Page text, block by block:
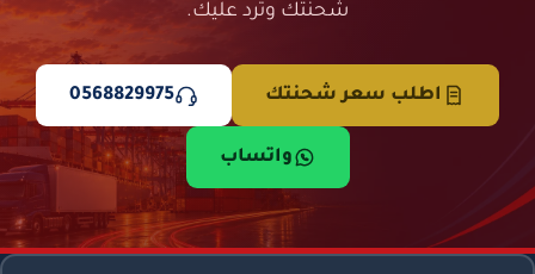
شحنتك وترد عليك.
اطلب سعر شحنتك 0568829975
واتساب